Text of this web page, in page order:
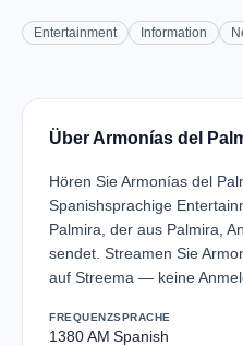
Entertainment Information
Über Armonías del
Hören Sie Armonías del
Spanishsprachige
Palmira, der aus Palmira,
sendet. Streamen Sie
auf Streema — keine
FREQUENZ
1380 AM
SPRACHE
Spanish